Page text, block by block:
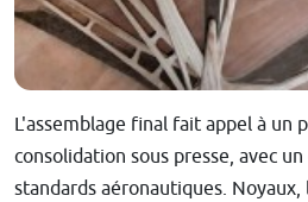
L'assemblage final fait appel à un
consolidation sous presse, avec
standards aéronautiques.